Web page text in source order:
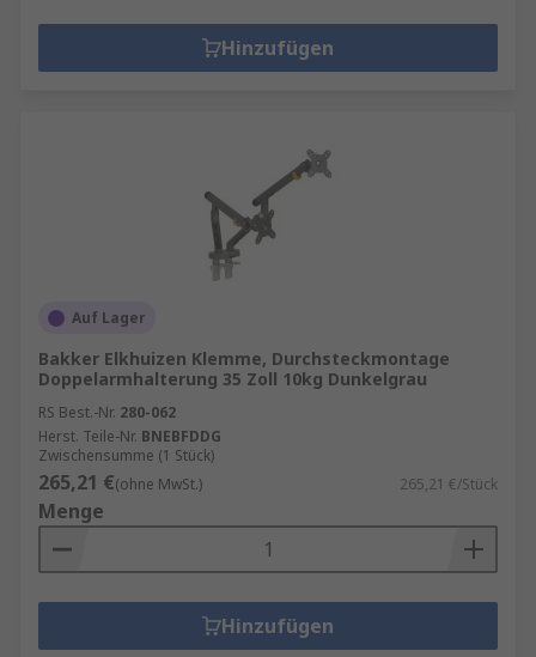
Hinzufügen
Auf Lager
Bakker Elkhuizen Klemme, Durchsteckmontage
Doppelarmhalterung 35 Zoll 10kg Dunkelgrau
RS Best.-Nr. 280-062
Herst. Teile-Nr. BNEBFDDG
Zwischensumme (1 Stück)
265,21 €(ohne MwSt.) 265,21 €/Stück
Menge
Hinzufügen